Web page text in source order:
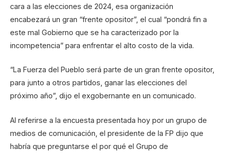
cara a las elecciones de 2024, esa organización
encabezará un gran “frente opositor”, el cual “pondrá fin a
este mal Gobierno que se ha caracterizado por la
incompetencia” para enfrentar el alto costo de la vida.
“La Fuerza del Pueblo será parte de un gran frente opositor,
para junto a otros partidos, ganar las elecciones del
próximo año”, dijo el exgobernante en un comunicado.
Al referirse a la encuesta presentada hoy por un grupo de
medios de comunicación, el presidente de la FP dijo que
habría que preguntarse el por qué el Grupo de